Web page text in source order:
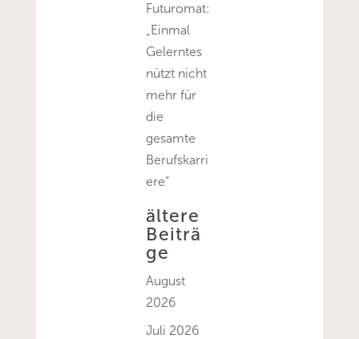
Futuromat:
„Einmal
Gelerntes
nützt nicht
mehr für
die
gesamte
Berufskarri
ere“
ältere
Beiträ
ge
August
2026
Juli 2026